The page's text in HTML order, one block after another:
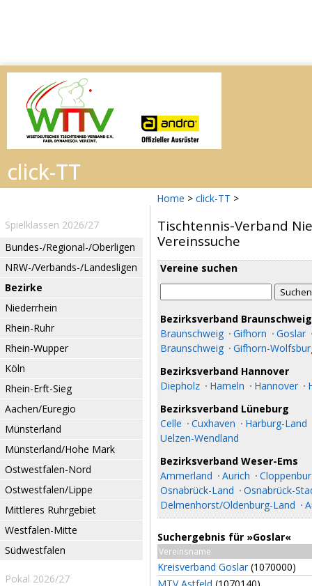
Home > click-TT >
Spielklassen 2026/27
Bundes-/Regional-/Oberligen
NRW-/Verbands-/Landesligen
Bezirke
Niederrhein
Rhein-Ruhr
Rhein-Wupper
Köln
Rhein-Erft-Sieg
Aachen/Euregio
Münsterland
Münsterland/Hohe Mark
Ostwestfalen-Nord
Ostwestfalen/Lippe
Mittleres Ruhrgebiet
Westfalen-Mitte
Südwestfalen
Pokal 2026/27
Tischtennis-Verband
Vereinssuche
Vereine suchen
Bezirksverband Braunschweig
Braunschweig
Gifhorn
Goslar
Braunschweig
Gifhorn-
Bezirksverband Hannover
Diepholz
Hameln Hannover
Bezirksverband Lüneburg
Celle
Cuxhaven
Harburg-Land
Uelzen-Wendland
Bezirksverband Weser-Ems
Ammerland
Aurich
Osnabrück-Land
Osnabrück-
Delmenhorst/Oldenburg-Land
Suchergebnis für »Goslar«
Vereinsname
Kreisverband Goslar (1070000)